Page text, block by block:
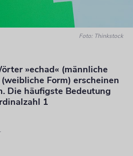
Foto: Thinkstock
»echad« (männliche
Form) erscheinen
Die häufigste Bedeutung
1